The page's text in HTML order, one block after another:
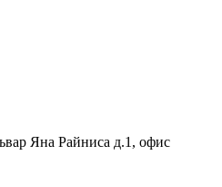
Яна Райниса д.1, офис